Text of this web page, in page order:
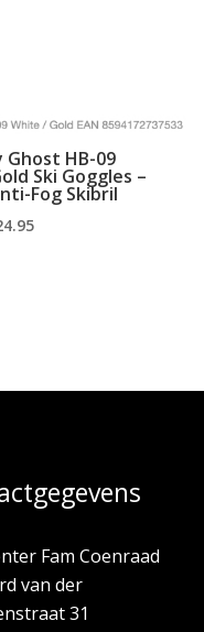
Ghost HB-09
Ski Goggles –
Fog Skibril
Huidige
Fam Coenraad
van der
31